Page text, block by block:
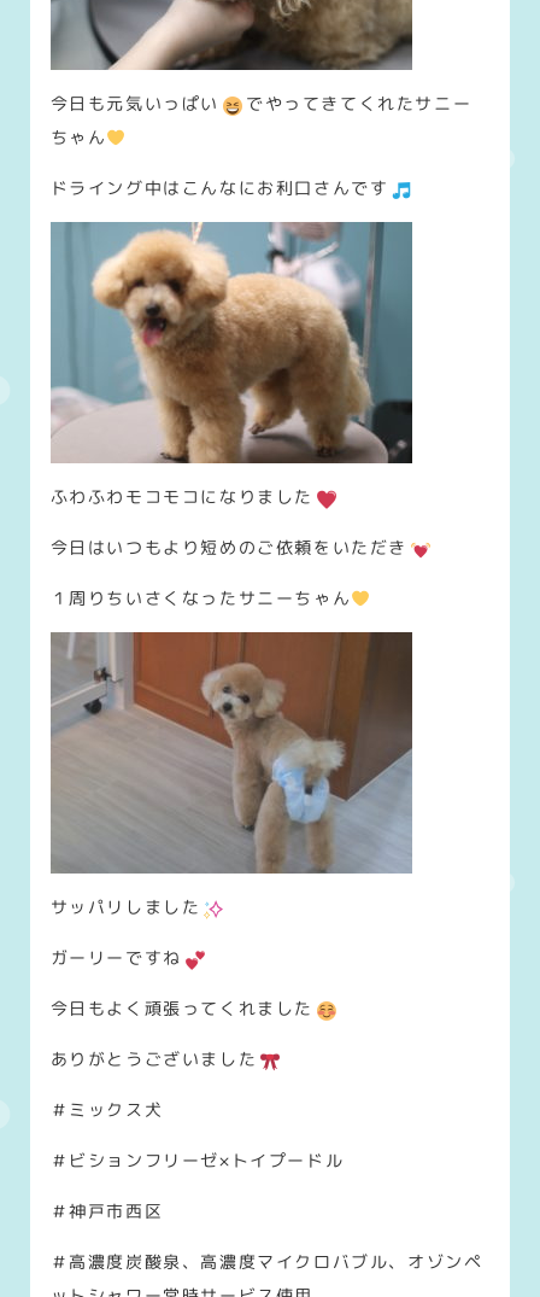
今日も元気いっぱい
でやってきてくれたサニー
ちゃん
ドライング中はこんなにお利口さんです
ふわふわモコモコになりました
今日はいつもより短めのご依頼をいただき
１周りちいさくなったサニーちゃん
サッパリしました
ガーリーですね
今日もよく頑張ってくれました
ありがとうございました
＃ミックス犬
＃ビションフリーゼ×トイプードル
＃神戸市西区
＃高濃度炭酸泉、高濃度マイクロバブル、オゾンペ